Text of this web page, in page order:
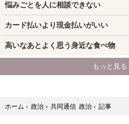
ホーム › 政治 › 共同通信 政治 › 記事